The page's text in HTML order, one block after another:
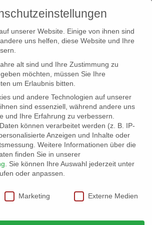
events.de
777 230
unserer Website. Einige von ihnen sind
uns helfen, diese Website und Ihre
alt sind und Ihre Zustimmung zu
möchten, müssen Sie Ihre
um Erlaubnis bitten.
und andere Technologien auf unserer
sind essenziell, während andere uns
und Ihre Erfahrung zu verbessern.
können verarbeitet werden (z. B. IP-
Anzeigen und Inhalte oder
Weitere Informationen über die
finden Sie in unserer
Sie können Ihre Auswahl jederzeit unter
oder anpassen.
Marketing Externe Medien